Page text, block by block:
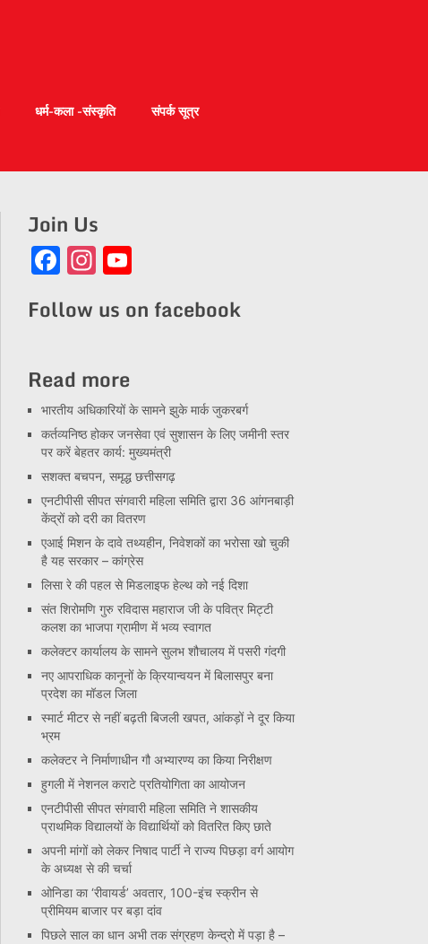
धर्म-कला -संस्कृति
संपर्क सूत्र
Join Us
Facebook
Instagram
Follow us on facebook
Read more
भारतीय अधिकारियों के सामने झुके मार्क जुकरबर्ग
कर्तव्यनिष्ठ होकर जनसेवा एवं सुशासन के लिए जमीनी स्तर
पर करें बेहतर कार्य: मुख्यमंत्री
सशक्त बचपन, समृद्ध छत्तीसगढ़
एनटीपीसी सीपत संगवारी महिला समिति द्वारा 36 आंगनबाड़ी
केंद्रों को दरी का वितरण
एआई मिशन के दावे तथ्यहीन, निवेशकों का भरोसा खो चुकी
है यह सरकार – कांग्रेस
लिसा रे की पहल से मिडलाइफ हेल्थ को नई दिशा
संत शिरोमणि गुरु रविदास महाराज जी के पवित्र मिट्टी
कलश का भाजपा ग्रामीण में भव्य स्वागत
कलेक्टर कार्यालय के सामने सुलभ शौचालय में पसरी गंदगी
नए आपराधिक कानूनों के क्रियान्वयन में बिलासपुर बना
प्रदेश का मॉडल जिला
स्मार्ट मीटर से नहीं बढ़ती बिजली खपत, आंकड़ों ने दूर किया
भ्रम
कलेक्टर ने निर्माणाधीन गौ अभ्यारण्य का किया निरीक्षण
हुगली में नेशनल कराटे प्रतियोगिता का आयोजन
एनटीपीसी सीपत संगवारी महिला समिति ने शासकीय
प्राथमिक विद्यालयों के विद्यार्थियों को वितरित किए छाते
अपनी मांगों को लेकर निषाद पार्टी ने राज्य पिछड़ा वर्ग आयोग
के अध्यक्ष से की चर्चा
ओनिडा का ‘रीवायर्ड’ अवतार, 100-इंच स्क्रीन से
प्रीमियम बाजार पर बड़ा दांव
पिछले साल का धान अभी तक संग्रहण केन्द्रो में पड़ा है –